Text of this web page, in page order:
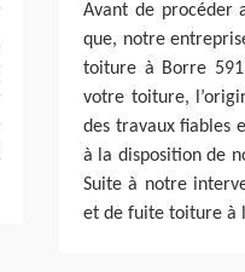
Avant de procéder
que, notre
toiture à Borre
votre toiture,
des travaux fiables
à la disposition de
Suite à notre
et de fuite toiture à